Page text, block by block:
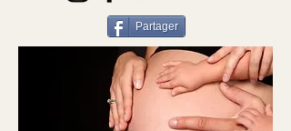
Partager